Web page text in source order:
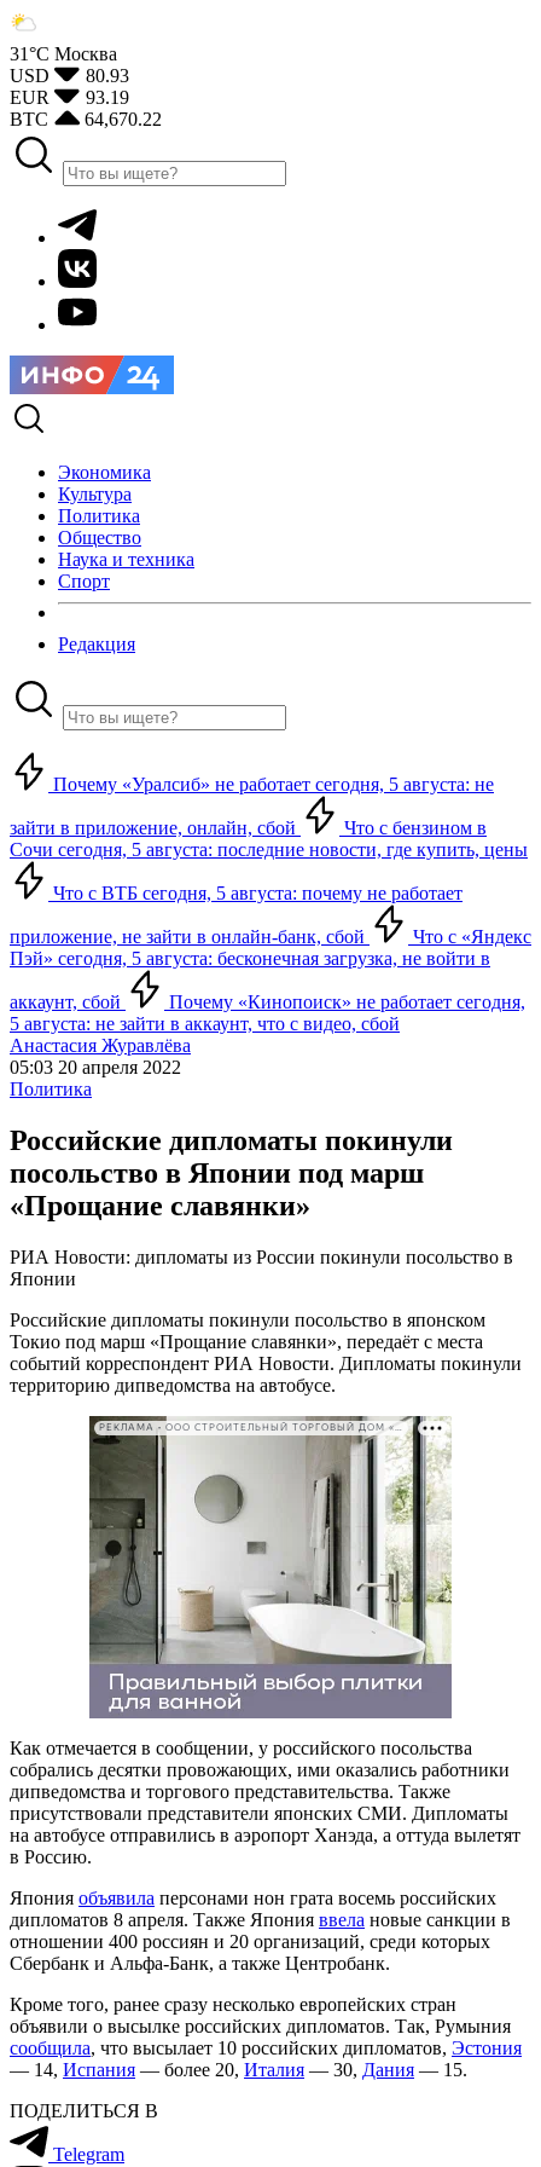
31°С Москва
USD
80.93
EUR
93.19
BTC
64,670.22
Экономика
Культура
Политика
Общество
Наука и техника
Спорт
Редакция
Почему «Уралсиб» не работает сегодня, 5 августа: не
зайти в приложение, онлайн, сбой
Что с бензином в
Сочи сегодня, 5 августа: последние новости, где купить, цены
Что с ВТБ сегодня, 5 августа: почему не работает
приложение, не зайти в онлайн-банк, сбой
Что с «Яндекс
Пэй» сегодня, 5 августа: бесконечная загрузка, не войти в
аккаунт, сбой
Почему «Кинопоиск» не работает сегодня,
5 августа: не зайти в аккаунт, что с видео, сбой
Анастасия Журавлёва
05:03 20 апреля 2022
Политика
Российские дипломаты покинули
посольство в Японии под марш
«Прощание славянки»
РИА Новости: дипломаты из России покинули посольство в
Японии
Российские дипломаты покинули посольство в японском
Токио под марш «Прощание славянки», передаёт с места
событий корреспондент РИА Новости. Дипломаты покинули
территорию дипведомства на автобусе.
РЕКЛАМА • ООО СТРОИТЕЛЬНЫЙ ТОРГОВЫЙ ДОМ «ПЕТРОВИЧ». ИНН: 7802348846
Как отмечается в сообщении, у российского посольства
собрались десятки провожающих, ими оказались работники
дипведомства и торгового представительства. Также
присутствовали представители японских СМИ. Дипломаты
на автобусе отправились в аэропорт Ханэда, а оттуда вылетят
в Россию.
Япония объявила персонами нон грата восемь российских
дипломатов 8 апреля. Также Япония ввела новые санкции в
отношении 400 россиян и 20 организаций, среди которых
Сбербанк и Альфа-Банк, а также Центробанк.
Кроме того, ранее сразу несколько европейских стран
объявили о высылке российских дипломатов. Так, Румыния
сообщила, что высылает 10 российских дипломатов, Эстония
— 14, Испания — более 20, Италия — 30, Дания — 15.
ПОДЕЛИТЬСЯ В
Telegram